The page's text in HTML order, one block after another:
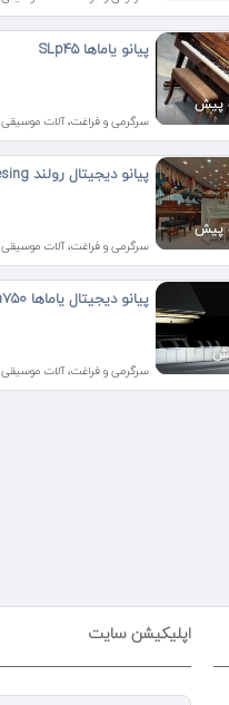
پیانو یاماها SLp45
سرگرمی و فراغت، آلات موسیقی
پیانو دیجیتال رولند fp30x desing
سرگرمی و فراغت، آلات موسیقی
پیانو دیجیتال یاماها cln750
سرگرمی و فراغت، آلات موسیقی
اپلیکیشن سایت